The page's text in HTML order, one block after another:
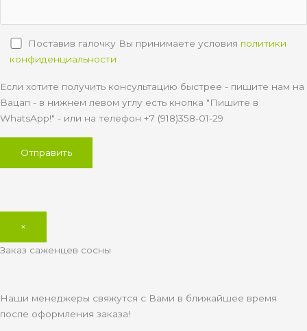
Поставив галочку Вы принимаете условия политики
конфиденциальности
Если хотите получить консультацию быстрее - пишите нам на
Вацап - в нижнем левом углу есть кнопка "Пишите в
WhatsApp!" - или на телефон +7 (918)358-01-29
×
Заказ саженцев сосны
Наши менеджеры свяжутся с Вами в ближайшее время
после оформления заказа!